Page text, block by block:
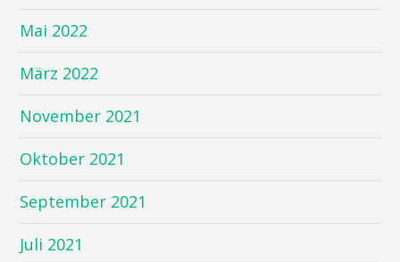
Mai 2022
März 2022
November 2021
Oktober 2021
September 2021
Juli 2021